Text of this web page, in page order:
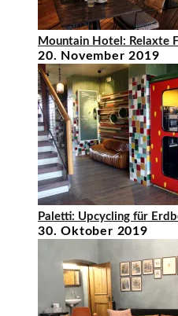
Mountain Hotel: Relaxte
20. November 2019
Paletti: Upcycling für
30. Oktober 2019